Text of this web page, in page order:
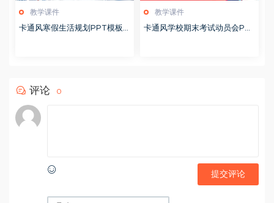
教学课件
卡通风寒假生活规划PPT模板2
教学课件
卡通风学校期末考试动员会PP
评论 0
提交评论